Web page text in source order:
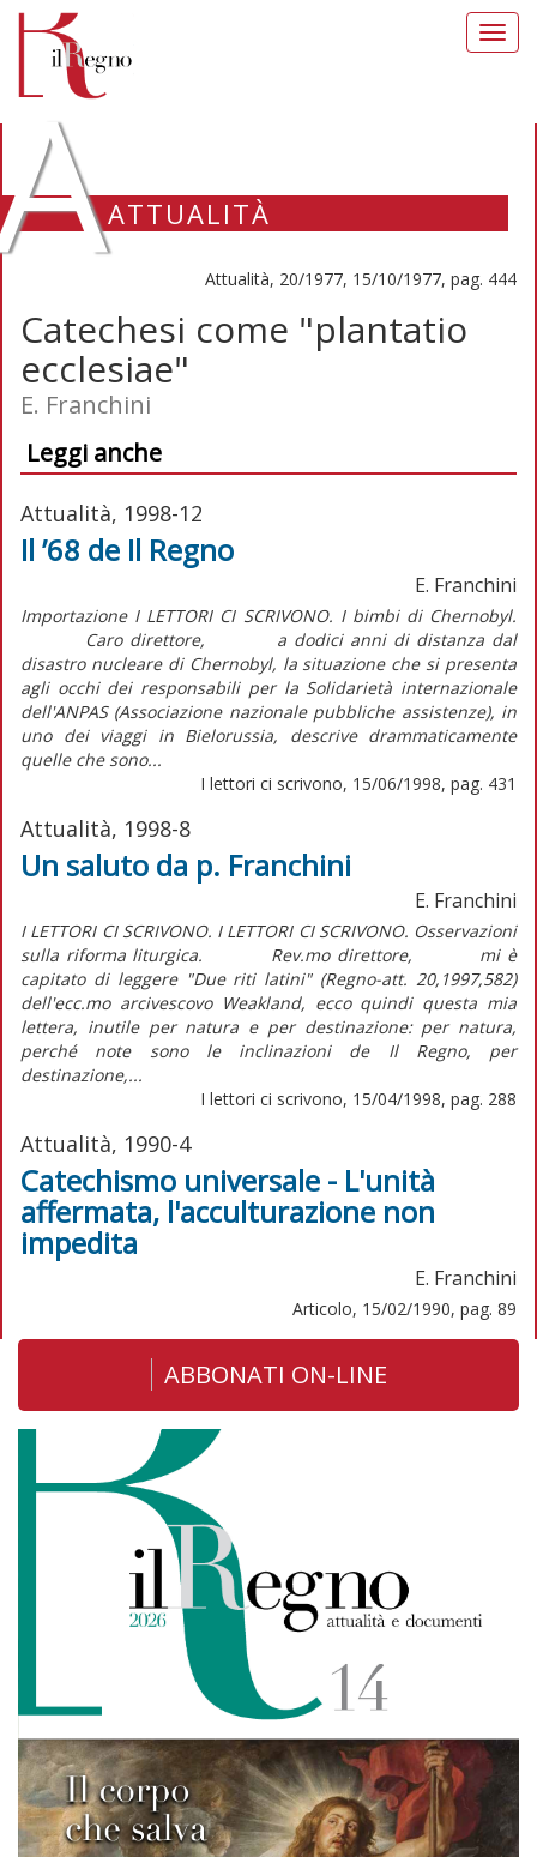
ATTUALITÀ
Attualità, 20/1977, 15/10/1977, pag. 444
Catechesi come "plantatio
ecclesiae"
E. Franchini
Leggi anche
Attualità, 1998-12
Il ’68 de Il Regno
E. Franchini
Importazione I LETTORI CI SCRIVONO. I bimbi di Chernobyl.
Caro direttore, a dodici anni di distanza dal
disastro nucleare di Chernobyl, la situazione che si presenta
agli occhi dei responsabili per la Solidarietà internazionale
dell'ANPAS (Associazione nazionale pubbliche assistenze), in
uno dei viaggi in Bielorussia, descrive drammaticamente
quelle che sono...
I lettori ci scrivono, 15/06/1998, pag. 431
Attualità, 1998-8
Un saluto da p. Franchini
E. Franchini
I LETTORI CI SCRIVONO. I LETTORI CI SCRIVONO. Osservazioni
sulla riforma liturgica. Rev.mo direttore, mi è
capitato di leggere "Due riti latini" (Regno-att. 20,1997,582)
dell'ecc.mo arcivescovo Weakland, ecco quindi questa mia
lettera, inutile per natura e per destinazione: per natura,
perché note sono le inclinazioni de Il Regno, per
destinazione,...
I lettori ci scrivono, 15/04/1998, pag. 288
Attualità, 1990-4
Catechismo universale - L'unità
affermata, l'acculturazione non
impedita
E. Franchini
Articolo, 15/02/1990, pag. 89
ABBONATI ON-LINE